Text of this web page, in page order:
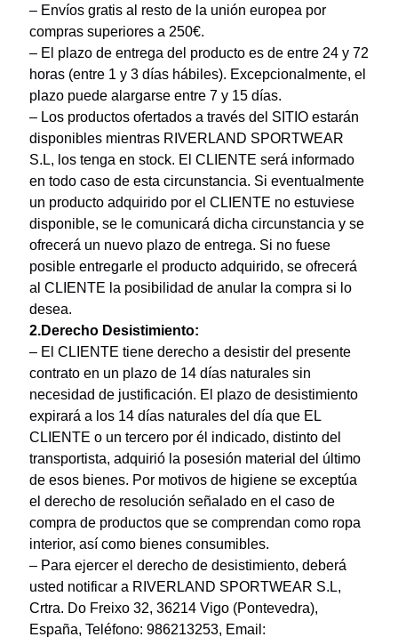
– Envíos gratis al resto de la unión europea por
compras superiores a 250€.
– El plazo de entrega del producto es de entre 24 y 72
horas (entre 1 y 3 días hábiles). Excepcionalmente, el
plazo puede alargarse entre 7 y 15 días.
– Los productos ofertados a través del SITIO estarán
disponibles mientras RIVERLAND SPORTWEAR
S.L, los tenga en stock. El CLIENTE será informado
en todo caso de esta circunstancia. Si eventualmente
un producto adquirido por el CLIENTE no estuviese
disponible, se le comunicará dicha circunstancia y se
ofrecerá un nuevo plazo de entrega. Si no fuese
posible entregarle el producto adquirido, se ofrecerá
al CLIENTE la posibilidad de anular la compra si lo
desea.
2.Derecho Desistimiento:
– El CLIENTE tiene derecho a desistir del presente
contrato en un plazo de 14 días naturales sin
necesidad de justificación. El plazo de desistimiento
expirará a los 14 días naturales del día que EL
CLIENTE o un tercero por él indicado, distinto del
transportista, adquirió la posesión material del último
de esos bienes. Por motivos de higiene se exceptúa
el derecho de resolución señalado en el caso de
compra de productos que se comprendan como ropa
interior, así como bienes consumibles.
– Para ejercer el derecho de desistimiento, deberá
usted notificar a RIVERLAND SPORTWEAR S.L,
Crtra. Do Freixo 32, 36214 Vigo (Pontevedra),
España, Teléfono: 986213253, Email: